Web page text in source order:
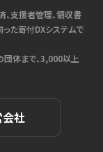
、支援者管理、領収書
た寄付DXシステムで
体まで、3,000以上
社